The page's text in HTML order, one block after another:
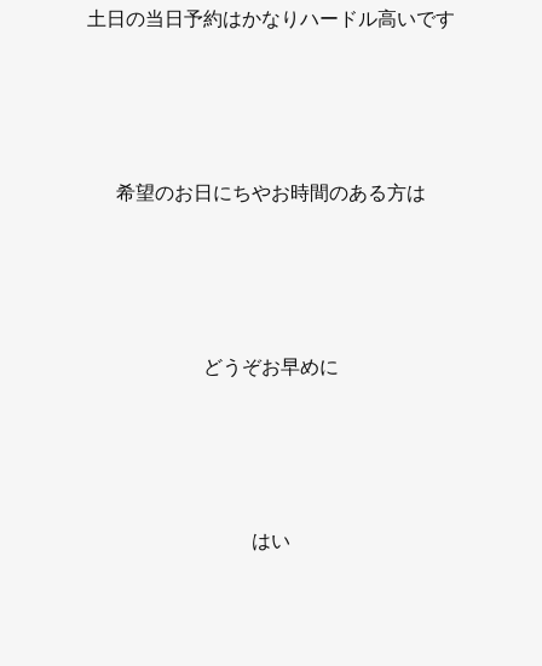
土日の当日予約はかなりハードル高いです
希望のお日にちやお時間のある方は
どうぞお早めに
はい